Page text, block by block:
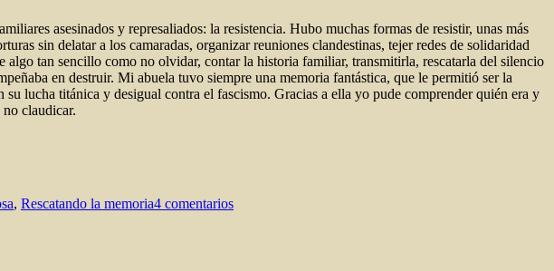
asesinados y represaliados: la resistencia. Hubo muchas formas de resistir, unas más
sin delatar a los camaradas, organizar reuniones clandestinas, tejer redes de solidaridad
tan sencillo como no olvidar, contar la historia familiar, transmitirla, rescatarla del silencio
en destruir. Mi abuela tuvo siempre una memoria fantástica, que le permitió ser la
lucha titánica y desigual contra el fascismo. Gracias a ella yo pude comprender quién era y
claudicar.
, Rescatando la memoria4 comentariosclaudicar